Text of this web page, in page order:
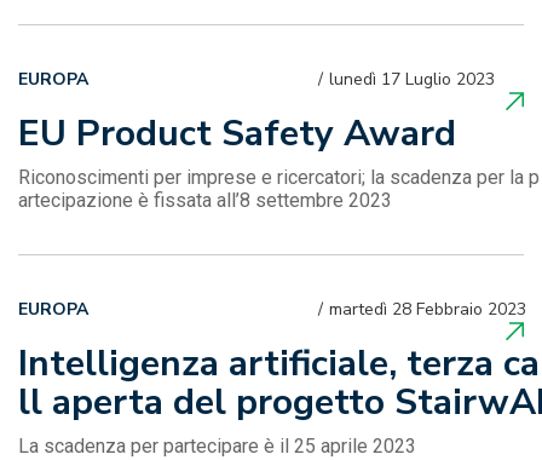
EU Product Safety Award
lunedì 17 Luglio 2023
EUROPA
Riconoscimenti per imprese e ricercatori; la scadenza per la p
artecipazione è fissata all’8 settembre 2023
Intelligenza artificiale, terza ca
ll aperta del progetto
martedì 28 Febbraio 2023
EUROPA
La scadenza per partecipare è il 25 aprile 2023